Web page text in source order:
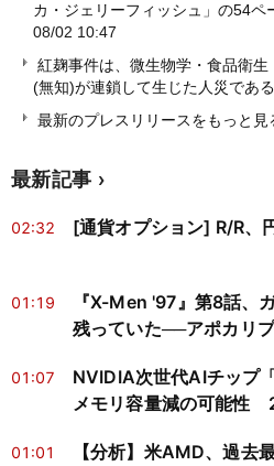
カ・ジェリーフィッシュ」の54
08/02 10:47
紅麹事件は、微生物学・食品衛
(無知)が連鎖して生じた人災である
最新のプレスリリースをもっと見
最新記事
02:32 [通貨オプション] R/R、
01:19
『X-Men '97』第8話、
残っていた──アポカリ
01:07
NVIDIA次世代AIチップ
メモリ容量減の可能性
01:01
【分析】米AMD、過去